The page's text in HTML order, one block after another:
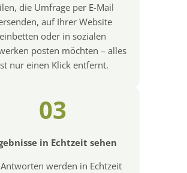
die Umfrage per E-Mail
auf Ihrer Website
einbetten oder in sozialen
posten möchten – alles
nur einen Klick entfernt.
03
in Echtzeit sehen
werden in Echtzeit